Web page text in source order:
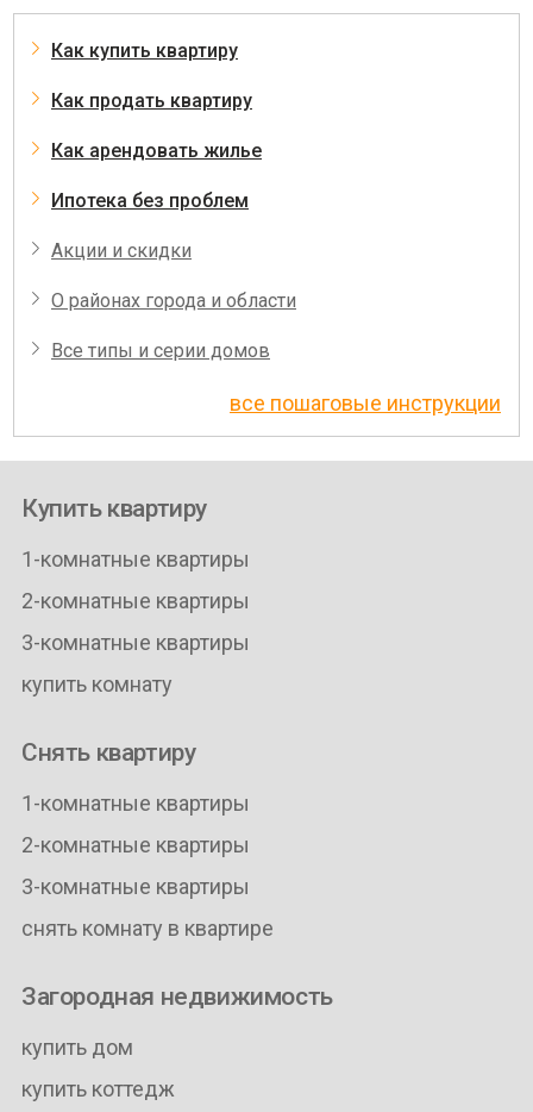
Как купить квартиру
Как продать квартиру
Как арендовать жилье
Ипотека без проблем
Акции и скидки
О районах города и области
Все типы и серии домов
все пошаговые инструкции
Купить квартиру
1-комнатные квартиры
2-комнатные квартиры
3-комнатные квартиры
купить комнату
Снять квартиру
1-комнатные квартиры
2-комнатные квартиры
3-комнатные квартиры
снять комнату в квартире
Загородная недвижимость
купить дом
купить коттедж